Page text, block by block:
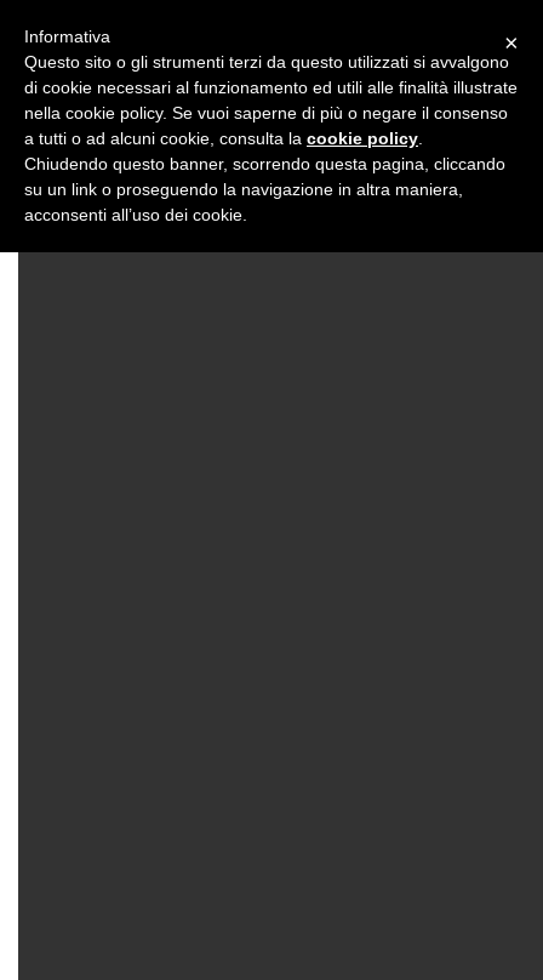
WHO I AM BOOK UNIVERSITIES VISITEDSERVICES
BLOGFAQCONTACT
EN
×
Informativa
Questo sito o gli strumenti terzi da questo utilizzati si avvalgono
di cookie necessari al funzionamento ed utili alle finalità illustrate
nella cookie policy. Se vuoi saperne di più o negare il consenso
a tutti o ad alcuni cookie, consulta la cookie policy
Chiudendo questo banner, scorrendo questa pagina, cliccando
su un link o proseguendo la navigazione in altra maniera,
acconsenti all’uso dei cookie.